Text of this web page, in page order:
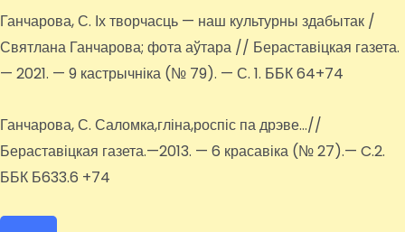
Ганчарова, С. Іх творчасць — наш культурны здабытак /
Святлана Ганчарова; фота аўтара // Бераставіцкая газета.
— 2021. — 9 кастрычніка (№ 79). — С. 1. ББК 64+74
Ганчарова, С. Саломка,гліна,роспіс па дрэве…//
Бераставіцкая газета.—2013. — 6 красавіка (№ 27).— C.2.
ББК Б633.6 +74